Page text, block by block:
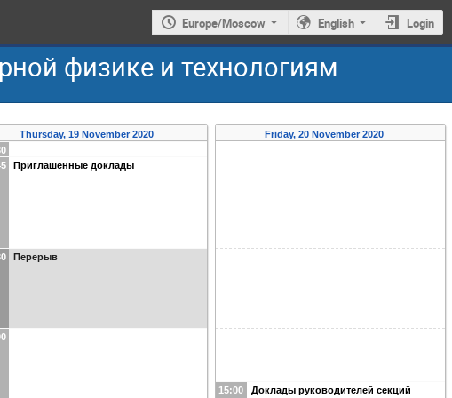
Europe/Moscow English Login
физике и технологиям
Thursday, 19 November 2020
Приглашенные доклады
Перерыв
Friday, 20 November 2020
15:00 Доклады руководителей секций